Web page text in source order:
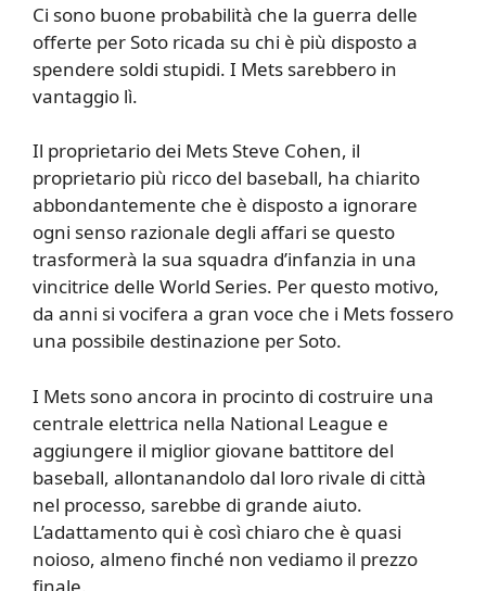
Ci sono buone probabilità che la guerra delle
offerte per Soto ricada su chi è più disposto a
spendere soldi stupidi. I Mets sarebbero in
vantaggio lì.
Il proprietario dei Mets Steve Cohen, il
proprietario più ricco del baseball, ha chiarito
abbondantemente che è disposto a ignorare
ogni senso razionale degli affari se questo
trasformerà la sua squadra d’infanzia in una
vincitrice delle World Series. Per questo motivo,
da anni si vocifera a gran voce che i Mets fossero
una possibile destinazione per Soto.
I Mets sono ancora in procinto di costruire una
centrale elettrica nella National League e
aggiungere il miglior giovane battitore del
baseball, allontanandolo dal loro rivale di città
nel processo, sarebbe di grande aiuto.
L’adattamento qui è così chiaro che è quasi
noioso, almeno finché non vediamo il prezzo
finale.